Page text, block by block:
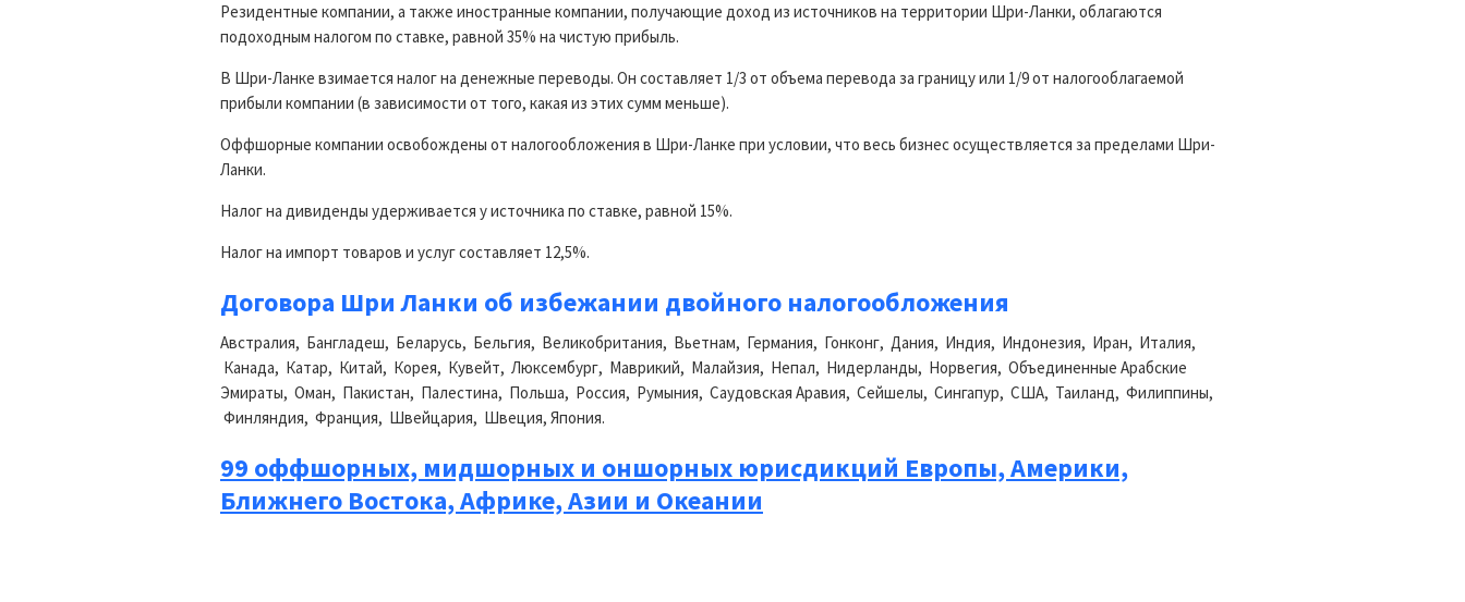
Резидентные компании, а также иностранные компании, получающие доход из источников на территории Шри-Ланки, облагаются
подоходным налогом по ставке, равной 35% на чистую прибыль.
В Шри-Ланке взимается налог на денежные переводы. Он составляет 1/3 от объема перевода за границу или 1/9 от налогооблагаемой
прибыли компании (в зависимости от того, какая из этих сумм меньше).
Оффшорные компании освобождены от налогообложения в Шри-Ланке при условии, что весь бизнес осуществляется за пределами Шри-
Ланки.
Налог на дивиденды удерживается у источника по ставке, равной 15%.
Налог на импорт товаров и услуг составляет 12,5%.
Договора Шри Ланки об избежании двойного налогообложения
Австралия, Бангладеш, Беларусь, Бельгия, Великобритания, Вьетнам, Германия, Гонконг, Дания, Индия, Индонезия, Иран, Италия,
Канада, Катар, Китай, Корея, Кувейт, Люксембург, Маврикий, Малайзия, Непал, Нидерланды, Норвегия, Объединенные Арабские
Эмираты, Оман, Пакистан, Палестина, Польша, Россия, Румыния, Саудовская Аравия, Сейшелы, Сингапур, США, Таиланд, Филиппины,
Финляндия, Франция, Швейцария, Швеция, Япония.
99 оффшорных, мидшорных и оншорных юрисдикций Европы, Америки,
Ближнего Востока, Африке, Азии и Океании